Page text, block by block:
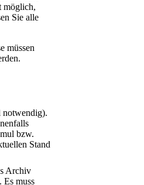
möglich,
Sie alle
müssen
notwendig).
bzw.
Stand
Archiv
Es muss